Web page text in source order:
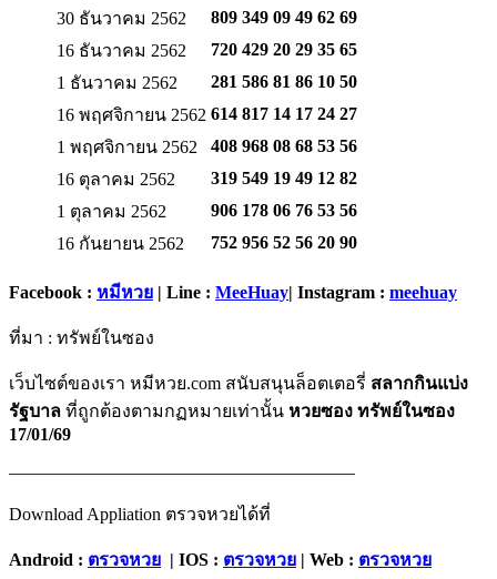
30 ธันวาคม 2562
809 349 09 49 62 69
16 ธันวาคม 2562
720 429 20 29 35 65
1 ธันวาคม 2562
281 586 81 86 10 50
16 พฤศจิกายน 2562 614 817 14 17 24 27
1 พฤศจิกายน 2562
408 968 08 68 53 56
16 ตุลาคม 2562
319 549 19 49 12 82
1 ตุลาคม 2562
906 178 06 76 53 56
16 กันยายน 2562
752 956 52 56 20 90
Facebook : หมีหวย | Line : MeeHuay| Instagram : meehuay
ที่มา : ทรัพย์ในซอง
เว็บไซต์ของเรา หมีหวย.com สนับสนุนล็อตเตอรี่ สลากกินแบ่ง
รัฐบาล ที่ถูกต้องตามกฏหมายเท่านั้น หวยซอง ทรัพย์ในซอง
17/01/69
———————————————————–
Download Appliation ตรวจหวยได้ที่
Android : ตรวจหวย | IOS : ตรวจหวย | Web : ตรวจหวย